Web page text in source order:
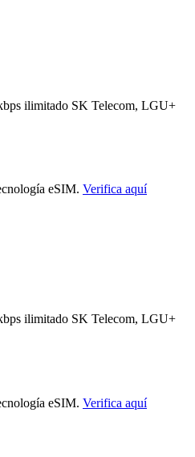
ilimitado SK Telecom, LGU+
eSIM. Verifica aquí
ilimitado SK Telecom, LGU+
eSIM. Verifica aquí